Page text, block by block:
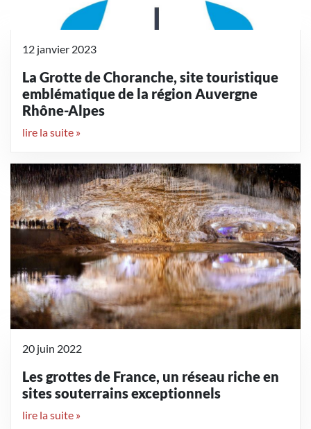
12 janvier 2023
La Grotte de Choranche, site touristique
emblématique de la région Auvergne
Rhône-Alpes
lire la suite »
20 juin 2022
Les grottes de France, un réseau riche en
sites souterrains exceptionnels
lire la suite »